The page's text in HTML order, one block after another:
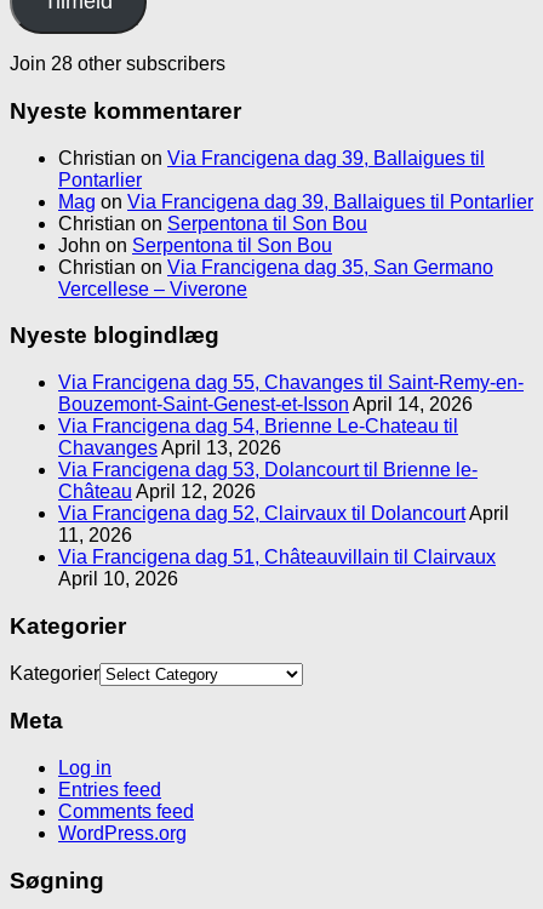
Join 28 other subscribers
Nyeste kommentarer
Christian on Via Francigena dag 39, Ballaigues til
Pontarlier
Mag on Via Francigena dag 39, Ballaigues til Pontarlier
Christian on Serpentona til Son Bou
John on Serpentona til Son Bou
Christian on Via Francigena dag 35, San Germano
Vercellese – Viverone
Nyeste blogindlæg
Via Francigena dag 55, Chavanges til Saint-Remy-en-
Bouzemont-Saint-Genest-et-Isson April 14, 2026
Via Francigena dag 54, Brienne Le-Chateau til
ChavangesApril 13, 2026
Via Francigena dag 53, Dolancourt til Brienne le-
Château April 12, 2026
Via Francigena dag 52, Clairvaux til DolancourtApril
11, 2026
Via Francigena dag 51, Châteauvillain til Clairvaux
April 10, 2026
Kategorier
Kategorier
Meta
Log in
Entries feed
Comments feed
WordPress.org
Søgning